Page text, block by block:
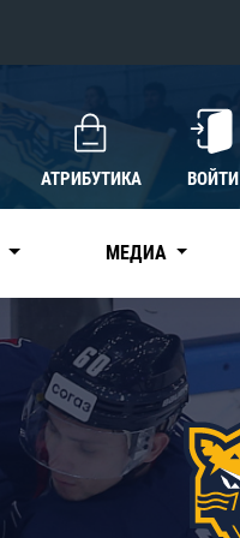
АТРИБУТИКА ВОЙТИ
МЕДИА